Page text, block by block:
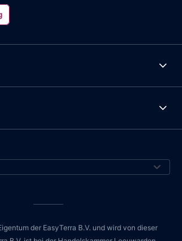
der EasyTerra B.V. und wird von dieser